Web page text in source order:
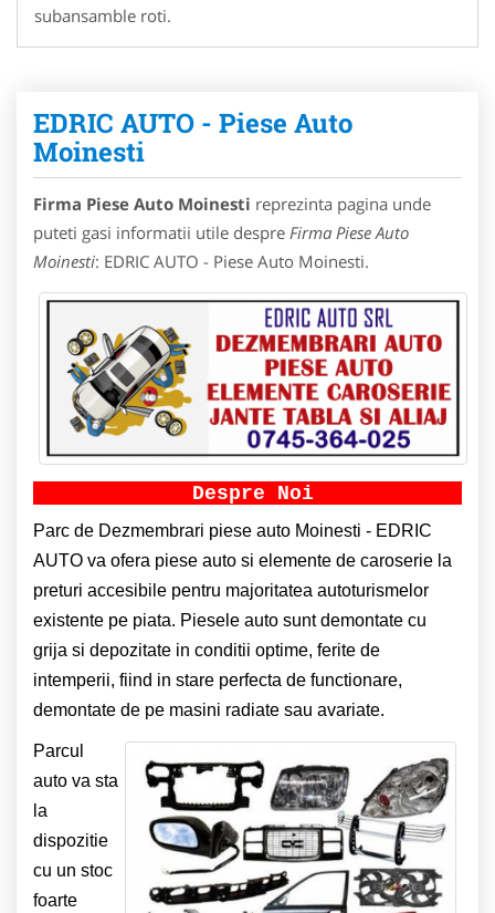
subansamble roti.
EDRIC AUTO - Piese Auto
Moinesti
Firma Piese Auto Moinesti reprezinta pagina unde
puteti gasi informatii utile despre Firma Piese Auto
Moinesti: EDRIC AUTO - Piese Auto Moinesti.
Despre Noi
Parc de Dezmembrari piese auto Moinesti - EDRIC
AUTO va ofera piese auto si elemente de caroserie la
preturi accesibile pentru majoritatea autoturismelor
existente pe piata. Piesele auto sunt demontate cu
grija si depozitate in conditii optime, ferite de
intemperii, fiind in stare perfecta de functionare,
demontate de pe masini radiate sau avariate.
Parcul
auto va sta
la
dispozitie
cu un stoc
foarte